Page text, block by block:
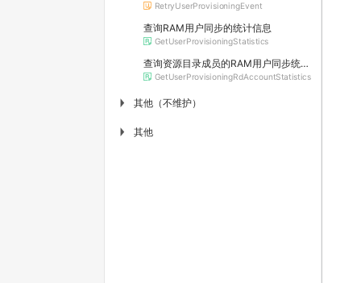
RetryUserProvisioningEvent
查询RAM用户同步的统计信息
GetUserProvisioningStatistics
查询资源目录成员的RAM用户同步统计信息
GetUserProvisioningRdAccountStatistics
▶ 其他（不维护）
▶ 其他